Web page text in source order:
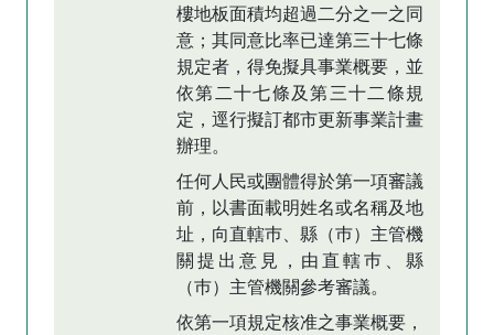
樓地板面積均超過二分之一之同
意；其同意比率已達第三十七條
規定者，得免擬具事業概要，並
依第二十七條及第三十二條規
定，逕行擬訂都市更新事業計畫
辦理。
任何人民或團體得於第一項審議
前，以書面載明姓名或名稱及地
址，向直轄巿、縣（巿）主管機
關提出意見，由直轄巿、縣
（巿）主管機關參考審議。
依第一項規定核准之事業概要，